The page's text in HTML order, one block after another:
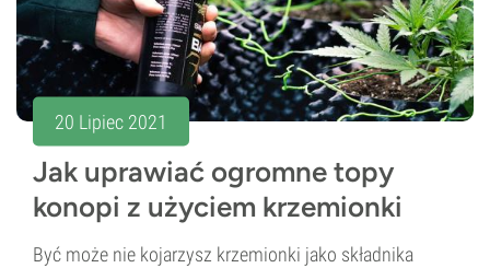
20 Lipiec 2021
Jak uprawiać ogromne topy
konopi z użyciem krzemionki
Być może nie kojarzysz krzemionki jako składnika